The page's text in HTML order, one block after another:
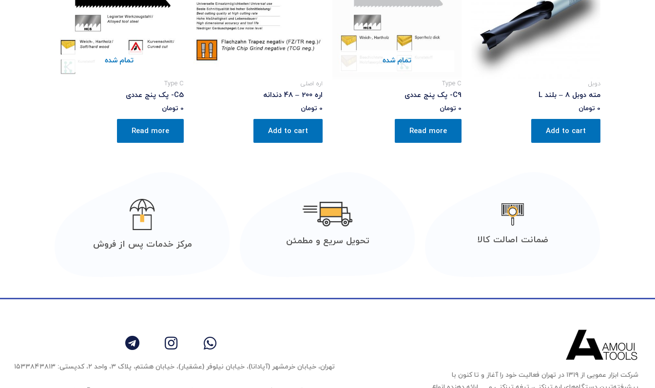
دوبل
مته دوبل 8 – بلند L
0 تومان
Add to cart
تمام شده
Type C
C9- پک پنج عددی
0 تومان
Read more
اره اصلی
اره 200 – 48 دندانه
0 تومان
Add to cart
تمام شده
Type C
C5- پک پنج عددی
0 تومان
Read more
ضمانت اصالت کالا تحویل سریع و مطمئن مرکز خدمات پس از فروش
شرکت ابزار عمویی از ۱۳۱۹ در تهران فعالیت خود را آغاز و تا کنون با
تهران، خیابان خرمشهر (آپادانا)، خیابان نیلوفر (عشقیار)، خیابان هشتم، پلاک ۳، واحد ٢، کدپستی: ۱۵۳۳۸۴۳۸۱۳